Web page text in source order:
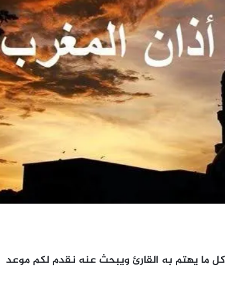
ما يهتم به القارئ ويبحث عنه نقدم لكم موعد